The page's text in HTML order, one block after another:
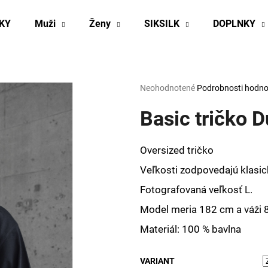
Muži Ženy SIKSILK DOPLNKY
Priemerné
produktu
je
5
hviezdičiek.
Neohodnotené Podrobnosti
Basic tričko
Oversized tričko
Veľkosti zodpovedajú
Fotografovaná veľkosť L.
Model meria 182 cm a váži
Materiál: 100 % bavlna
VARIANT
HĽADAŤ